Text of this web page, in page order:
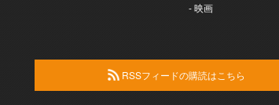
- 映画
RSSフィードの購読はこちら